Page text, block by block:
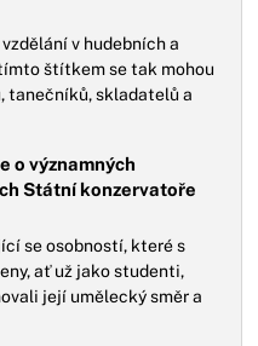
v hudebních a
štítkem se tak mohou
tanečníků, skladatelů a
o významných
Státní konzervatoře
se osobností, které s
ať už jako studenti,
její umělecký směr a